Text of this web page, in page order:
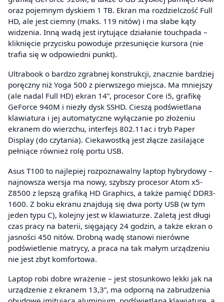
oraz pojemnym dyskiem 1 TB. Ekran ma rozdzielczość Full
HD, ale jest ciemny (maks. 119 nitów) i ma słabe kąty
widzenia. Inną wadą jest irytujące działanie touchpada –
kliknięcie przycisku powoduje przesunięcie kursora (nie
trafia się w odpowiedni punkt).
Ultrabook o bardzo zgrabnej konstrukcji, znacznie bardziej
poręczny niż Yoga 500 z pierwszego miejsca. Ma mniejszy
(ale nadal Full HD) ekran 14”, procesor Core i5, grafikę
GeForce 940M i niezły dysk SSHD. Cieszą podświetlana
klawiatura i jej automatyczne wyłączanie po złożeniu
ekranem do wierzchu, interfejs 802.11ac i tryb Paper
Display (do czytania). Ciekawostką jest złącze zasilające
pełniące również rolę portu USB.
Asus T100 to najlepiej rozpoznawalny laptop hybrydowy –
najnowsza wersja ma nowy, szybszy procesor Atom x5-
Z8500 z lepszą grafiką HD Graphics, a także pamięć DDR3-
1600. Z boku ekranu znajdują się dwa porty USB (w tym
jeden typu C), kolejny jest w klawiaturze. Zaletą jest długi
czas pracy na baterii, sięgający 24 godzin, a także ekran o
jasności 450 nitów. Drobną wadę stanowi nierówne
podświetlenie matrycy, a praca na tak małym urządzeniu
nie jest zbyt komfortowa.
Laptop robi dobre wrażenie – jest stosunkowo lekki jak na
urządzenie z ekranem 13,3”, ma odporną na zabrudzenia